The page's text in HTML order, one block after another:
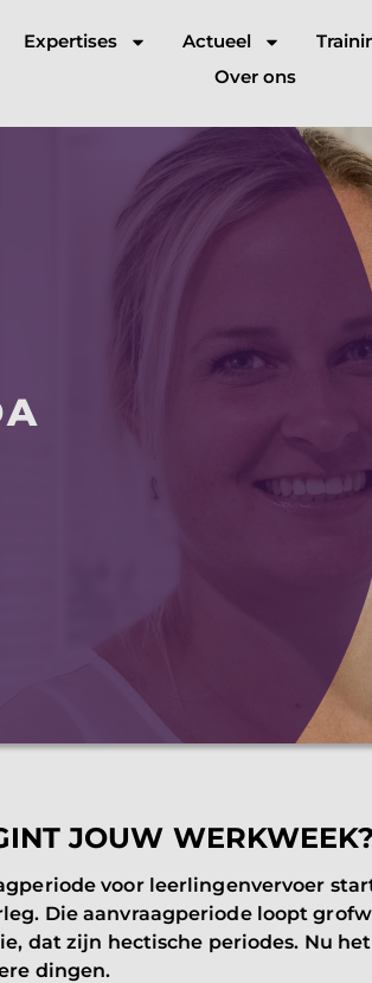
Expertises Actueel
Over ons
JOUW WERKWEEK?
voor leerlingenvervoer
Die aanvraagperiode loopt
dat zijn hectische periodes. Nu
dingen.